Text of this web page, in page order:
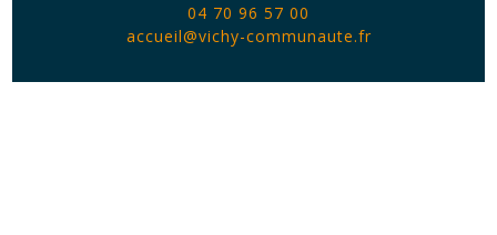
04 70 96 57 00
accueil@vichy-communaute.fr